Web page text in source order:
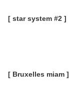
[ star system #2 ]
[ Bruxelles miam ]